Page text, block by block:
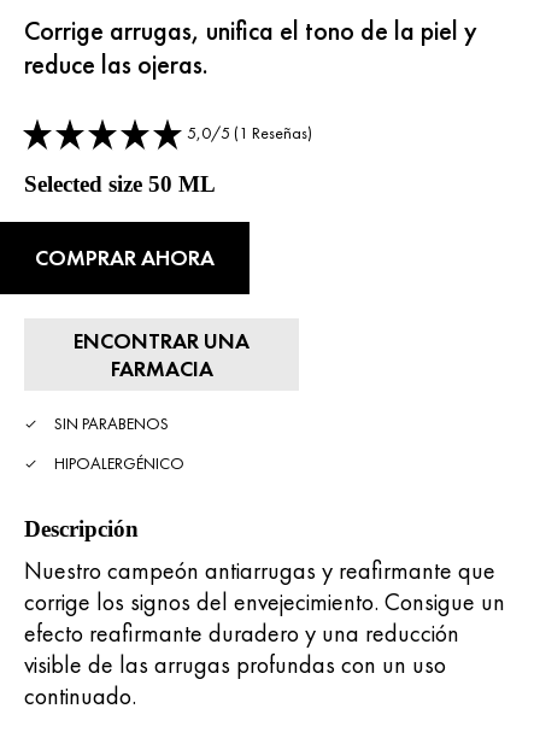
Corrige arrugas, unifica el tono de la piel y
reduce las ojeras.
5,0/5 (1 Reseñas)
Selected size 50 ML
COMPRAR AHORA
ENCONTRAR UNA
FARMACIA
SIN PARABENOS
HIPOALERGÉNICO
Descripción
Nuestro campeón antiarrugas y reafirmante que
corrige los signos del envejecimiento. Consigue un
efecto reafirmante duradero y una reducción
visible de las arrugas profundas con un uso
continuado.